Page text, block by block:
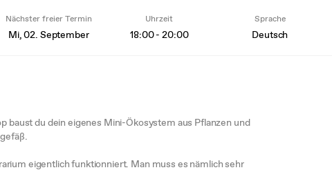
Nächster freier Termin
Mi, 02. September
Uhrzeit
18:00 - 20:00
Sprache
Deutsch
baust du dein eigenes Mini-Ökosystem aus Pflanzen und
eigentlich funktionniert. Man muss es nämlich sehr